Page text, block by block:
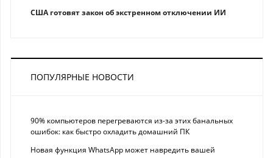
США готовят закон об экстренном отключении ИИ
ПОПУЛЯРНЫЕ НОВОСТИ
90% компьютеров перегреваются из-за этих банальных
ошибок: как быстро охладить домашний ПК
Новая функция WhatsApp может навредить вашей